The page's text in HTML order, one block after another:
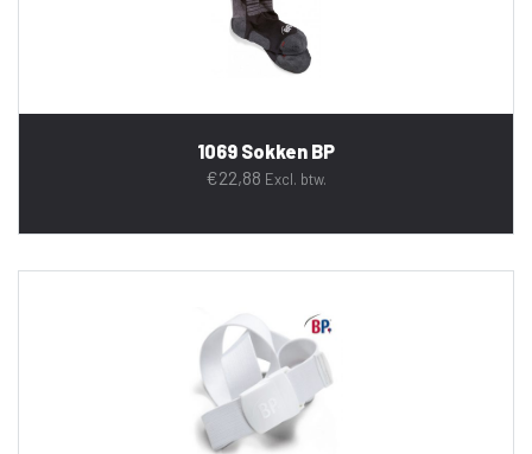
1069 Sokken BP
€22,88 Excl. btw.